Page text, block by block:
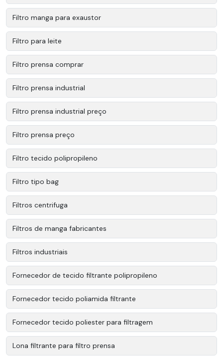
Filtro manga para exaustor
Filtro para leite
Filtro prensa comprar
Filtro prensa industrial
Filtro prensa industrial preço
Filtro prensa preço
Filtro tecido polipropileno
Filtro tipo bag
Filtros centrifuga
Filtros de manga fabricantes
Filtros industriais
Fornecedor de tecido filtrante polipropileno
Fornecedor tecido poliamida filtrante
Fornecedor tecido poliester para filtragem
Lona filtrante para filtro prensa